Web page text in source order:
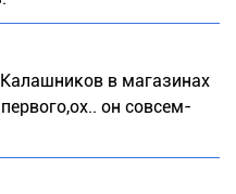
в магазинах
он совсем-